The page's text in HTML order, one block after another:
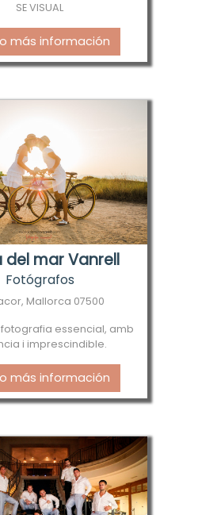
SE VISUAL
más información
del mar Vanrell
Fotógrafos
Mallorca 07500
essencial, amb
i imprescindible.
más información